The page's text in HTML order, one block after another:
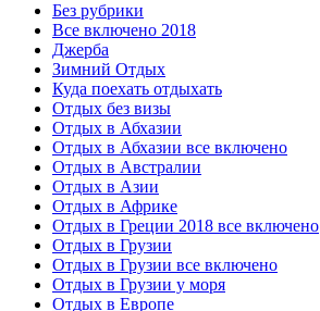
Без рубрики
Все включено 2018
Джерба
Зимний Отдых
Куда поехать отдыхать
Отдых без визы
Отдых в Абхазии
Отдых в Абхазии все включено
Отдых в Австралии
Отдых в Азии
Отдых в Африке
Отдых в Греции 2018 все включено
Отдых в Грузии
Отдых в Грузии все включено
Отдых в Грузии у моря
Отдых в Европе